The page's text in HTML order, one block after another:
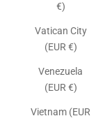
€)
Vatican City
(EUR €)
Venezuela
(EUR €)
Vietnam (EUR